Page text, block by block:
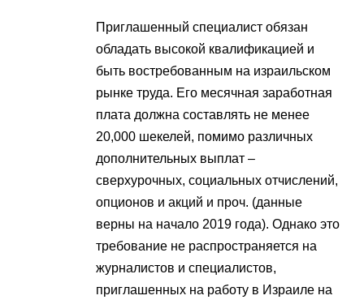
Приглашенный специалист обязан
обладать высокой квалификацией и
быть востребованным на израильском
рынке труда. Его месячная заработная
плата должна составлять не менее
20,000 шекелей, помимо различных
дополнительных выплат –
сверхурочных, социальных отчислений,
опционов и акций и проч. (данные
верны на начало 2019 года). Однако это
требование не распространяется на
журналистов и специалистов,
приглашенных на работу в Израиле на